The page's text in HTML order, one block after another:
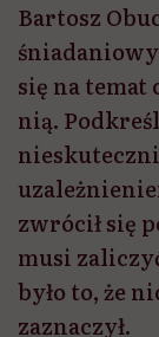
Bartosz
się na
nią.
zwrócił się
musi
było to, że
zaznaczył.